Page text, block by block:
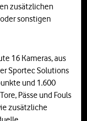
zusätzlichen
sonstigen
16 Kameras, aus
Sportec Solutions
und 1.600
Pässe und Fouls
zusätzliche